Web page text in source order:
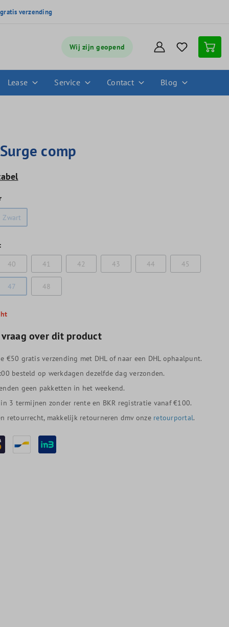
gratis verzending
Wij zijn geopend
Lease Service Contact Blog
comp
Zwart
40
41 42 43 44 45
47 48
over dit product
€50 gratis verzending met DHL of naar een DHL ophaalpunt.
besteld op werkdagen dezelfde dag verzonden.
geen pakketten in het weekend.
3 termijnen zonder rente en BKR registratie vanaf €100.
retourrecht, makkelijk retourneren dmv onze retourportal.